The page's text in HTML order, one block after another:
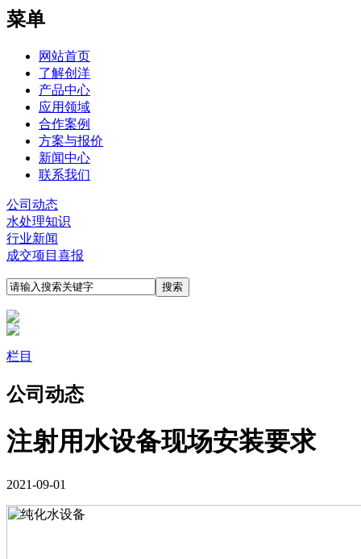
菜单
网站首页
了解创洋
产品中心
应用领域
合作案例
方案与报价
新闻中心
联系我们
公司动态
水处理知识
行业新闻
成交项目喜报
栏目
公司动态
注射用水设备现场安装要求
2021-09-01